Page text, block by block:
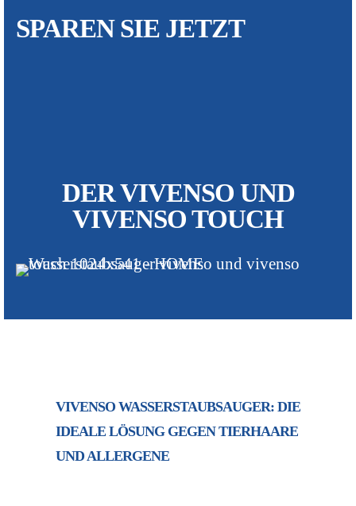
SPAREN SIE JETZT
DER VIVENSO UND
VIVENSO TOUCH
VIVENSO WASSERSTAUBSAUGER: DIE
IDEALE LÖSUNG GEGEN TIERHAARE
UND ALLERGENE